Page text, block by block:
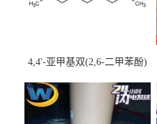
4,4'-亚甲基双(2,6-二甲苯酚)